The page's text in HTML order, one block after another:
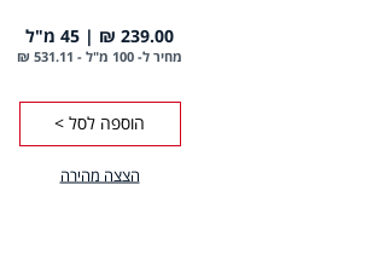
הצצה מהירה
239.00 ₪ 45 מ"ל
מחיר ל- 100 מ"ל -
531.11 ₪
הוספה לסל >